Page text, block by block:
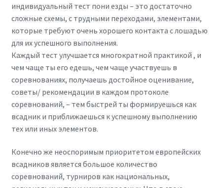
индивидуальный тест пони езды – это достаточно
сложные схемы, с трудными переходами, элементами,
которые требуют очень хорошего контакта с лошадью
для их успешного выполнения.
Каждый тест улучшается многократной практикой , и
чем чаще ты его едешь, чем чаще участвуешь в
соревнованиях, получаешь достойное оценивание,
советы/ рекомендации в каждом протоколе
соревнований, – тем быстрей ты формируешься как
всадник и приближаешься к успешному выполнению
тех или иных элементов.
Конечно же неоспоримым приоритетом европейских
всадников является большое количество
соревнований, турниров как национальных,